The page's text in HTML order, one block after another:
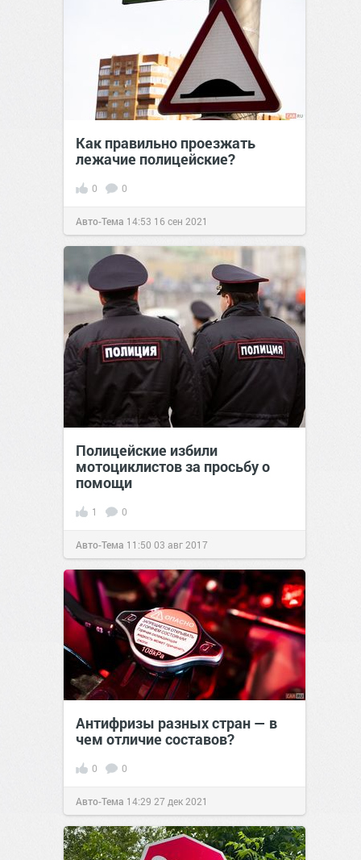
Как правильно проезжать
лежачие полицейские?
0 0
Авто-Тема 14:53 16 сен 2021
Полицейские избили
мотоциклистов за просьбу о
помощи
1 0
Авто-Тема 11:50 03 авг 2017
Антифризы разных стран — в
чем отличие составов?
0 0
Авто-Тема 14:29 27 дек 2021